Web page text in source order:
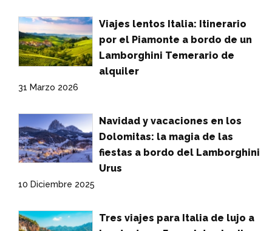
Viajes lentos Italia: Itinerario
por el Piamonte a bordo de un
Lamborghini Temerario de
alquiler
31 Marzo 2026
Navidad y vacaciones en los
Dolomitas: la magia de las
fiestas a bordo del Lamborghini
Urus
10 Diciembre 2025
Tres viajes para Italia de lujo a